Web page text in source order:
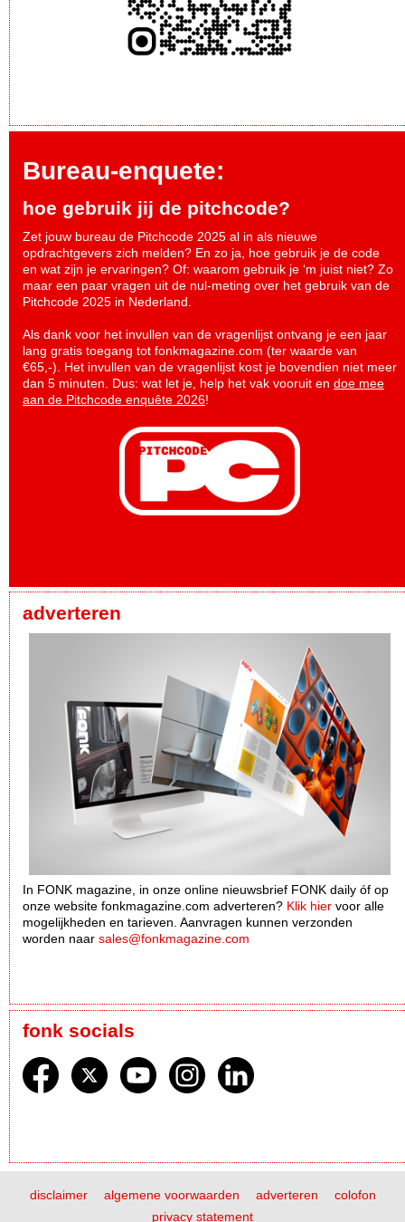
Bureau-enquete:
hoe gebruik jij de pitchcode?
Zet jouw bureau de Pitchcode 2025 al in als nieuwe
opdrachtgevers zich melden? En zo ja, hoe gebruik je de code
en wat zijn je ervaringen? Of: waarom gebruik je ‘m juist niet? Zo
maar een paar vragen uit de nul-meting over het gebruik van de
Pitchcode 2025 in Nederland.
Als dank voor het invullen van de vragenlijst ontvang je een jaar
lang gratis toegang tot fonkmagazine.com (ter waarde van
€65,-). Het invullen van de vragenlijst kost je bovendien niet meer
dan 5 minuten. Dus: wat let je, help het vak vooruit en doe mee
aan de Pitchcode enquête 2026!
adverteren
In FONK magazine, in onze online nieuwsbrief FONK daily óf op
onze website fonkmagazine.com adverteren? Klik hier voor alle
mogelijkheden en tarieven. Aanvragen kunnen verzonden
worden naar sales@fonkmagazine.com
fonk socials
disclaimer algemene voorwaarden adverteren
colofon
privacy statement